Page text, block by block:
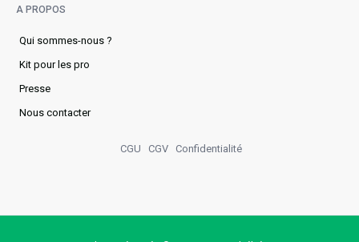
A PROPOS
Qui sommes-nous ?
Kit pour les pro
Presse
Nous contacter
CGU CGV Confidentialité